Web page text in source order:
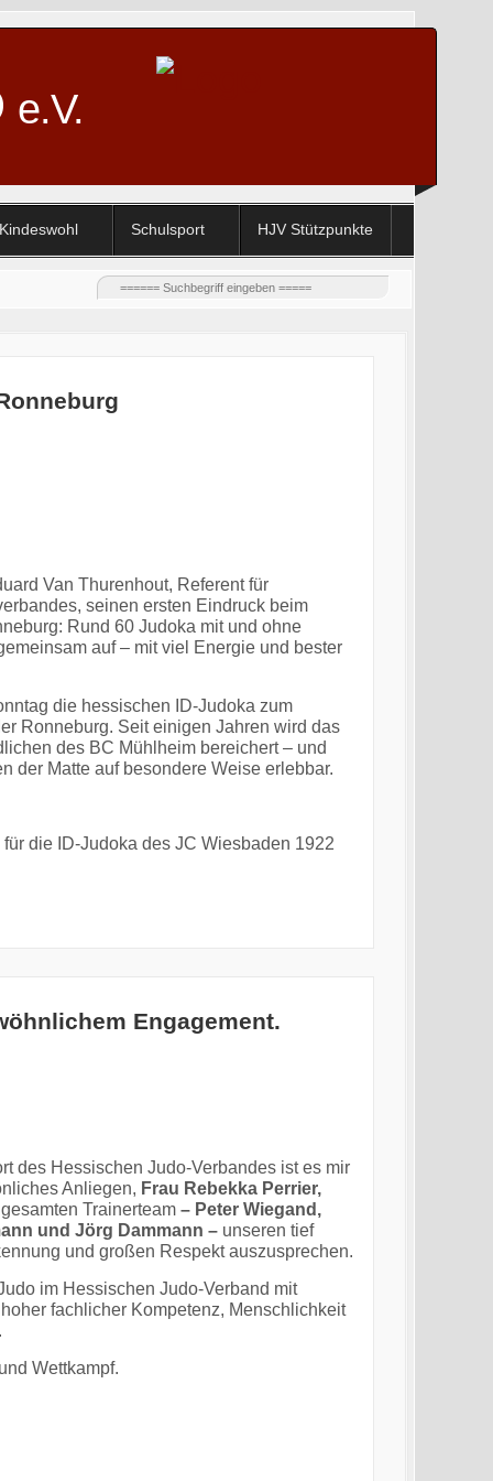
e.V.
Kindeswohl Schulsport HJV Stützpunkte
Van Thurenhout, Referent für
seinen ersten Eindruck beim
Rund 60 Judoka mit und ohne
auf – mit viel Energie und bester
die hessischen ID-Judoka zum
Ronneburg. Seit einigen Jahren wird das
des BC Mühlheim bereichert – und
der Matte auf besondere Weise erlebbar.
die ID-Judoka des JC Wiesbaden 1922
Engagement.
des Hessischen Judo-Verbandes ist es mir
Anliegen, Frau Rebekka Perrier,
Trainerteam– Peter Wiegand,
und Jörg Dammann –unseren tief
und großen Respekt auszusprechen.
im Hessischen Judo-Verband mit
fachlicher Kompetenz, Menschlichkeit
Wettkampf.